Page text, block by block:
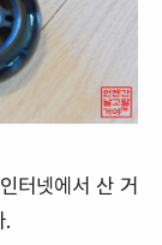
터넷에서 산 거
.